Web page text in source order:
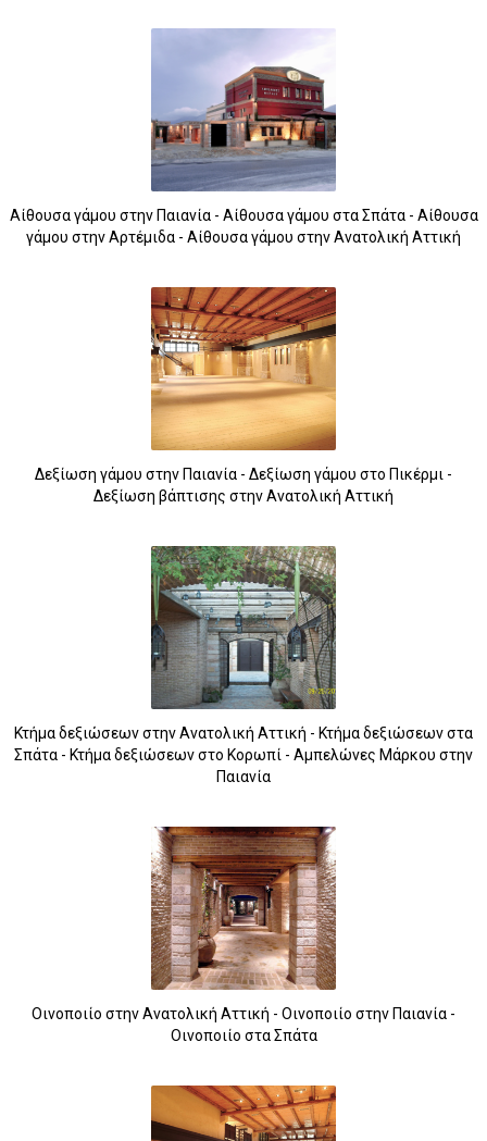
Αίθουσα γάμου στην Παιανία - Αίθουσα γάμου στα Σπάτα - Αίθουσα
γάμου στην Αρτέμιδα - Αίθουσα γάμου στην Ανατολική Αττική
Δεξίωση γάμου στην Παιανία - Δεξίωση γάμου στο Πικέρμι -
Δεξίωση βάπτισης στην Ανατολική Αττική
Κτήμα δεξιώσεων στην Ανατολική Αττική - Κτήμα δεξιώσεων στα
Σπάτα - Κτήμα δεξιώσεων στο Κορωπί - Αμπελώνες Μάρκου στην
Παιανία
Οινοποιίο στην Ανατολική Αττική - Οινοποιίο στην Παιανία -
Οινοποιίο στα Σπάτα